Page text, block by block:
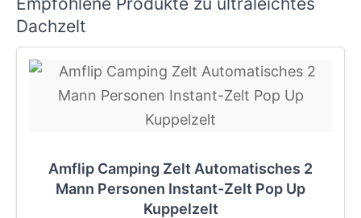
Dachzelt
Amflip Camping Zelt Automatisches 2
Mann Personen Instant-Zelt Pop Up
Kuppelzelt